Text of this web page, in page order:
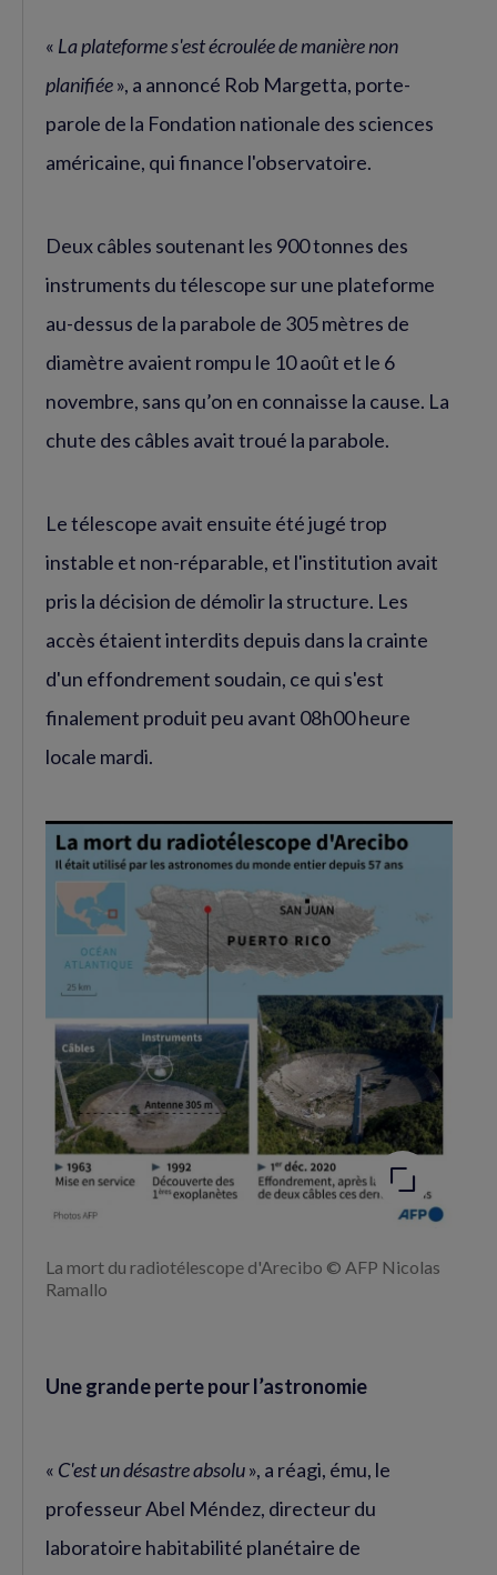
« La plateforme s'est écroulée de manière non
planifiée», a annoncé Rob Margetta, porte-
parole de la Fondation nationale des sciences
américaine, qui finance l'observatoire.
Deux câbles soutenant les 900 tonnes des
instruments du télescope sur une plateforme
au-dessus de la parabole de 305 mètres de
diamètre avaient rompu le 10 août et le 6
novembre, sans qu’on en connaisse la cause. La
chute des câbles avait troué la parabole.
Le télescope avait ensuite été jugé trop
instable et non-réparable, et l'institution avait
pris la décision de démolir la structure. Les
accès étaient interdits depuis dans la crainte
d'un effondrement soudain, ce qui s'est
finalement produit peu avant 08h00 heure
locale mardi.
Agrandir
l'image
La mort du radiotélescope d'Arecibo © AFP Nicolas
Ramallo
Une grande perte pour l’astronomie
« C'est un désastre absolu», a réagi, ému, le
professeur Abel Méndez, directeur du
laboratoire habitabilité planétaire de